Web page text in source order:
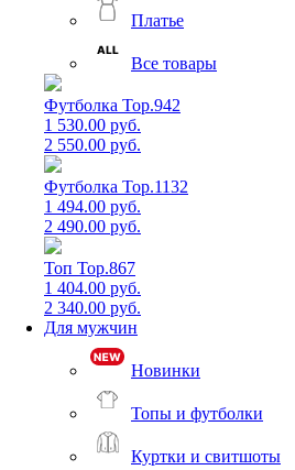
Платье
Все товары
Футболка Top.942
1 530.00 руб.
2 550.00 руб.
Футболка Top.1132
1 494.00 руб.
2 490.00 руб.
Топ Top.867
1 404.00 руб.
2 340.00 руб.
Для мужчин
Новинки
Топы и футболки
Куртки и свитшоты